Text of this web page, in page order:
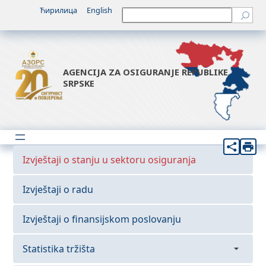
Ћирилица English Претрага
AGENCIJA ZA OSIGURANJE REPUBLIKE
SRPSKE
Izvještaji o stanju u sektoru osiguranja
Izvještaji o radu
Izvještaji o finansijskom poslovanju
Statistika tržišta